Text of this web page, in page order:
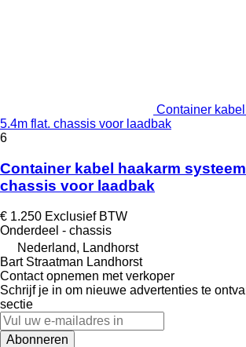
Container
5.4m flat. chassis voor laadbak
6
Container kabel haakarm
chassis voor laadbak
€ 1.250 Exclusief BTW
Onderdeel - chassis
Nederland, Landhorst
Bart Straatman Landhorst
Contact opnemen met verkoper
Schrijf je in om nieuwe advertenties te
sectie
Abonneren